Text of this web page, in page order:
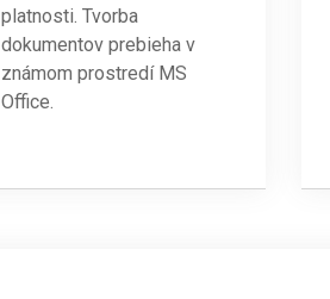
platnosti. Tvorba
dokumentov prebieha v
známom prostredí MS
Office.